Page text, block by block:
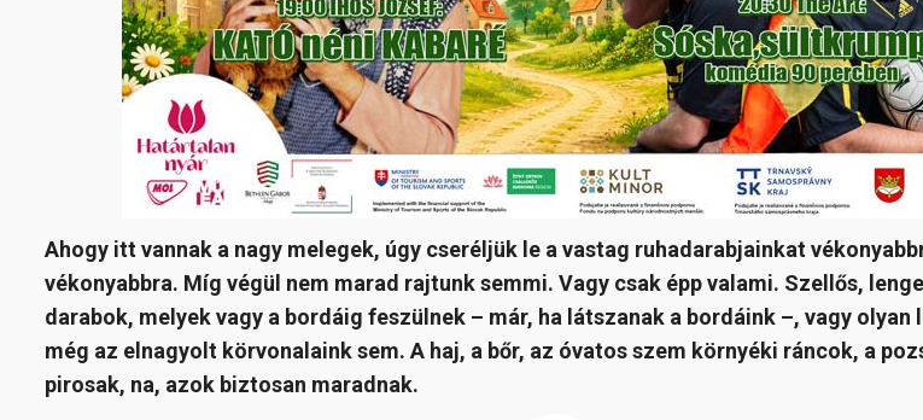
Ahogy itt vannak a nagy melegek, úgy cseréljük le a vastag ruhadarabjainkat
vékonyabbra. Míg végül nem marad rajtunk semmi. Vagy csak épp valami. Szellős,
darabok, melyek vagy a bordáig feszülnek – már, ha látszanak a bordáink –, vagy olyan
még az elnagyolt körvonalaink sem. A haj, a bőr, az óvatos szem környéki ráncok, a
pirosak, na, azok biztosan maradnak.